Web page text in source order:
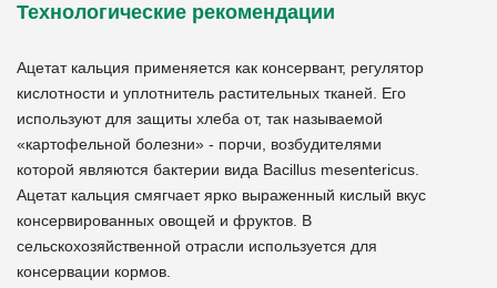
Технологические рекомендации
Ацетат кальция применяется как консервант, регулятор
кислотности и уплотнитель растительных тканей. Его
используют для защиты хлеба от, так называемой
«картофельной болезни» - порчи, возбудителями
которой являются бактерии вида Bacillus mesentericus.
Ацетат кальция смягчает ярко выраженный кислый вкус
консервированных овощей и фруктов. В
сельскохозяйственной отрасли используется для
консервации кормов.